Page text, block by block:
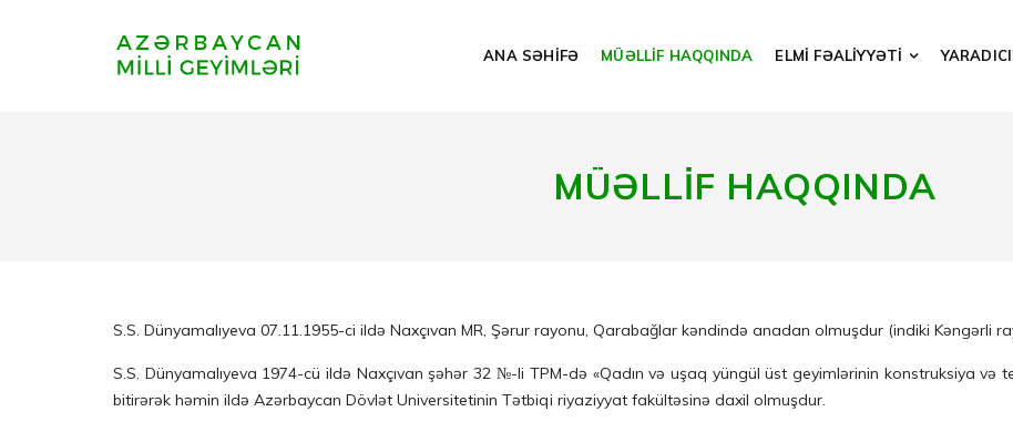
ANA SƏHİFƏ MÜƏLLİF HAQQINDA ELMİ FƏALİYYƏTİ
MÜƏLLİF HAQQINDA
S.S. Dünyamalıyeva 07.11.1955-ci ildə Naxçıvan MR, Şərur rayonu, Qarabağlar kəndində anadan olmuşdur (indiki Kəngərli
S.S. Dünyamalıyeva 1974-cü ildə Naxçıvan şəhər 32 №-li TPM-də «Qadın və uşaq yüngül üst geyimlərinin konstruksiya və
bitirərək həmin ildə Azərbaycan Dövlət Universitetinin Tətbiqi riyaziyyat fakültəsinə daxil olmuşdur.